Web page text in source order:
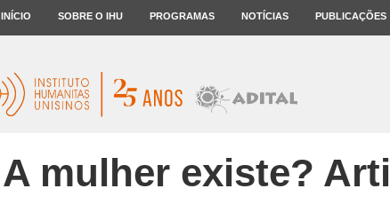
INÍCIO SOBRE O IHU PROGRAMAS NOTÍCIAS PUBLICAÇÕES
A mulher existe?